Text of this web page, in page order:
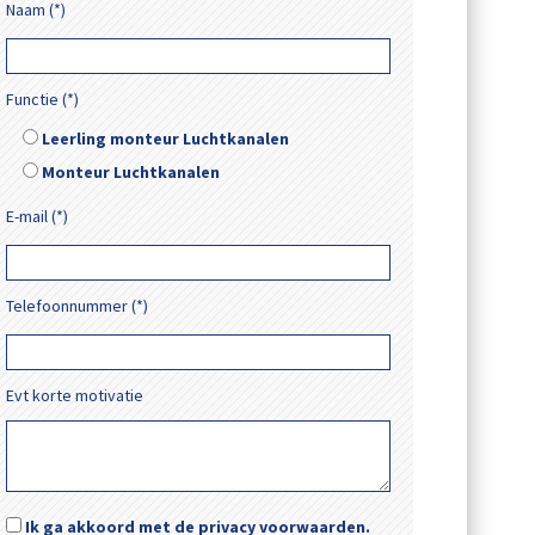
Naam (*)
Functie (*)
Leerling monteur Luchtkanalen
Monteur Luchtkanalen
E-mail (*)
Telefoonnummer (*)
Evt korte motivatie
Ik ga akkoord met de privacy voorwaarden.